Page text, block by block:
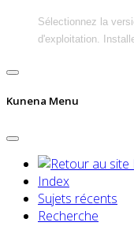
Sélectionnez la
d'exploitation.
Kunena Menu
Index
Sujets récents
Recherche